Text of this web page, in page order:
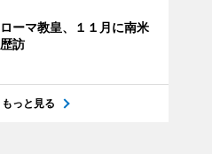
ローマ教皇、１１月に南米
歴訪
もっと見る